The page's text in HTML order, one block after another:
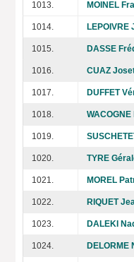
1013. MOINEL
1014. LEPOIVRE
1015. DASSE
1016. CUAZ
1017. DUFFET
1018.
1019.
1020. TYRE
1021. MOREL
1022. RIQUET
1023. DALEKI
1024. DELORME